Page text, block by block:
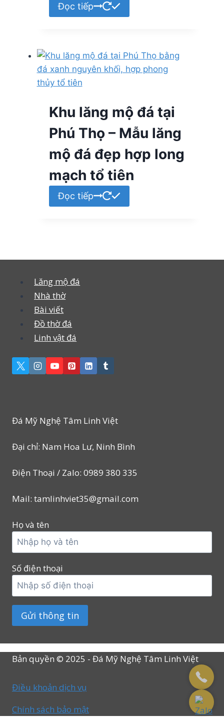
Đọc tiếp
Khu lăng mộ đá tại
Phú Thọ – Mẫu lăng
mộ đá đẹp hợp long
mạch tổ tiên
Đọc tiếp
Lăng mộ đá
Nhà thờ
Bài viết
Đồ thờ đá
Linh vật đá
Đá Mỹ Nghệ Tâm Linh Việt
Đại chỉ: Nam Hoa Lư, Ninh Bình
Điện Thoại / Zalo: 0989 380 335
Mail: tamlinhviet35@gmail.com
Họ và tên
Số điện thoại
Bản quyền © 2025 - Đá Mỹ Nghệ Tâm Linh Việt
Điều khoản dịch vụ
Chính sách bảo mật